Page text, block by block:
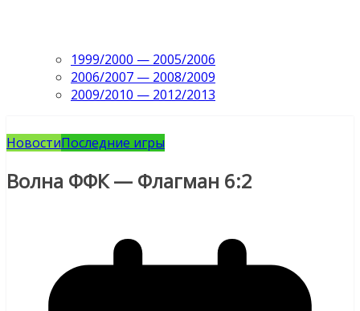
1999/2000 — 2005/2006
2006/2007 — 2008/2009
2009/2010 — 2012/2013
НовостиПоследние игры
Волна ФФК — Флагман 6:2